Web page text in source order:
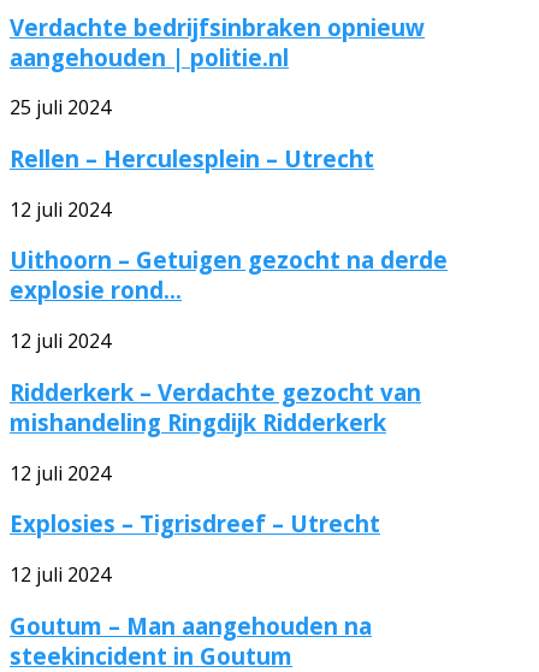
Verdachte bedrijfsinbraken opnieuw
aangehouden | politie.nl
25 juli 2024
Rellen – Herculesplein – Utrecht
12 juli 2024
Uithoorn – Getuigen gezocht na derde
explosie rond...
12 juli 2024
Ridderkerk – Verdachte gezocht van
mishandeling Ringdijk Ridderkerk
12 juli 2024
Explosies – Tigrisdreef – Utrecht
12 juli 2024
Goutum – Man aangehouden na
steekincident in Goutum